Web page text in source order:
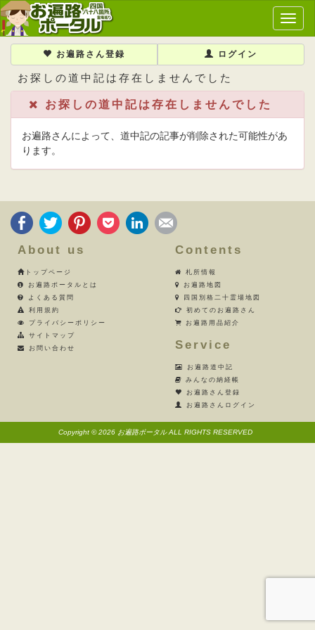
メ
イ
メ
ュ
お遍路さん登録 ログイン
お探しの道中記は存在しませんでした
お探しの道中記は存在しませんでした
お遍路さんによって、道中記の記事が削除された可能性があ
ります。
About us
トップページ
お遍路ポータルとは
よくある質問
利用規約
プライバシーポリシー
サイトマップ
お問い合わせ
Contents
札所情報
お遍路地図
四国別格二十霊場地図
初めてのお遍路さん
お遍路用品紹介
Service
お遍路道中記
みんなの納経帳
お遍路さん登録
お遍路さんログイン
Copyright © 2026 お遍路ポータル ALL RIGHTS RESERVED